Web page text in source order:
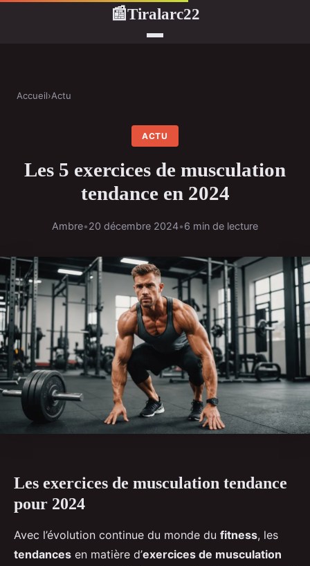
📰Tiralarc22
Accueil›Actu
ACTU
Les 5 exercices de musculation
tendance en 2024
Ambre•20 décembre 2024•6 min de lecture
Les exercices de musculation tendance
pour 2024
Avec l’évolution continue du monde du fitness, les
tendances en matière d’exercices de musculation